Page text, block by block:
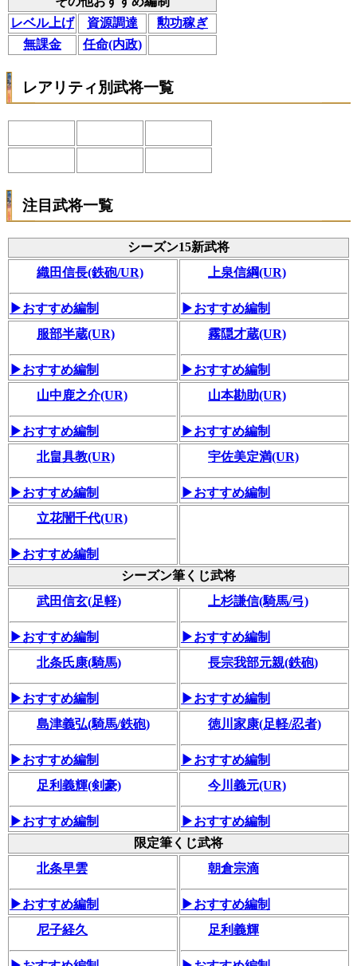
レベル上げ
資源調達
勲功稼ぎ
無課金
任命(内政)
レアリティ別武将一覧
注目武将一覧
シーズン15新武将
織田信長(鉄砲/UR)
▶おすすめ編制
上泉信綱(UR)
▶おすすめ編制
服部半蔵(UR)
▶おすすめ編制
霧隠才蔵(UR)
▶おすすめ編制
山中鹿之介(UR)
▶おすすめ編制
山本勘助(UR)
▶おすすめ編制
北畠具教(UR)
▶おすすめ編制
宇佐美定満(UR)
▶おすすめ編制
立花誾千代(UR)
▶おすすめ編制
シーズン筆くじ武将
武田信玄(足軽)
▶おすすめ編制
上杉謙信(騎馬/弓)
▶おすすめ編制
北条氏康(騎馬)
▶おすすめ編制
長宗我部元親(鉄砲)
▶おすすめ編制
島津義弘(騎馬/鉄砲)
▶おすすめ編制
徳川家康(足軽/忍者)
▶おすすめ編制
足利義輝(剣豪)
▶おすすめ編制
今川義元(UR)
▶おすすめ編制
限定筆くじ武将
北条早雲
▶おすすめ編制
朝倉宗滴
▶おすすめ編制
尼子経久
足利義輝